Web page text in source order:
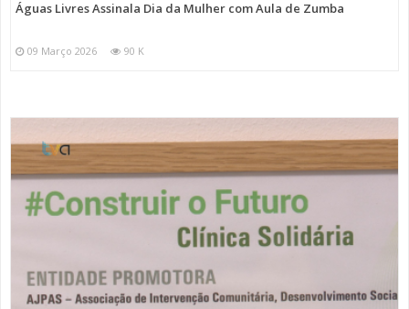
Águas Livres Assinala Dia da Mulher com Aula de Zumba
09 Março 2026 90 K